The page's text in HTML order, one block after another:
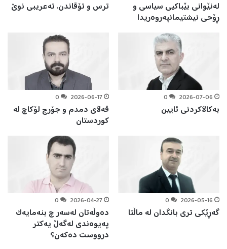
لەنێوانی بێباكیی سیاسی و
ڕۆحی نیشتیمانپەروەریدا
ترس و تۆقاندن، تەعریبی نوێ
2026-07-06
0
بەکاڵاکردنی ئایین
2026-06-17
0
قەڵای دمدم و جۆرج لۆکاچ لە
کوردستان
2026-05-16
0
گەڕێكی تری بانگدان لە ماڵتا
2026-04-27
0
دەوڵەتان لەسەر چ بنەمایەک
پەيوەندی لەگەڵ یەکتر
درووست دەکەن؟